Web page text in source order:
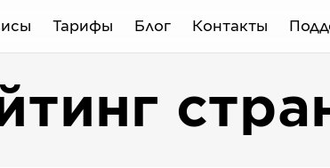
Тарифы Блог Контакты